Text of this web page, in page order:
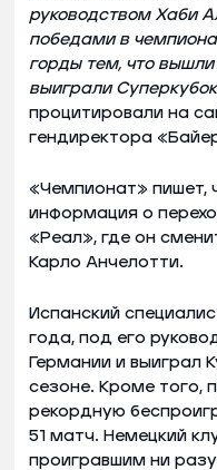
руководством Хаби
победами в
горды тем, что
выиграли
процитировали на
гендиректора
«Чемпионат» пишет,
информация о
«Реал», где он
Карло Анчелотти.
Испанский
года, под его
Германии и выиграл
сезоне. Кроме того,
рекордную
51 матч. Немецкий
проигравшим ни